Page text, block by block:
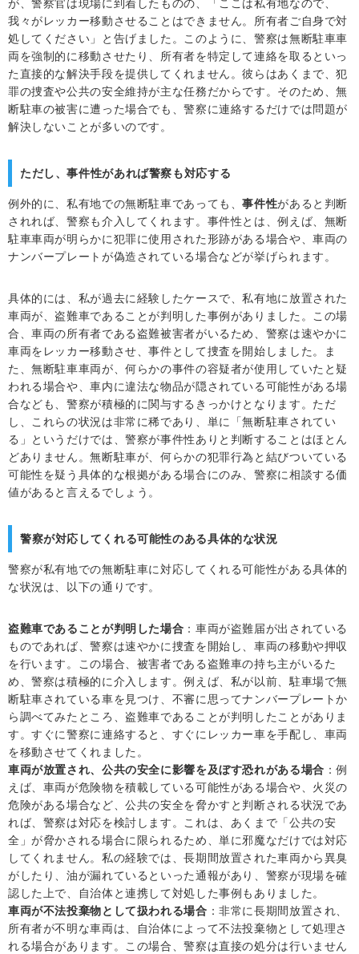
が、警察官は現場に到着したものの、「ここは私有地なので、
我々がレッカー移動させることはできません。所有者ご自身で対
処してください」と告げました。このように、警察は無断駐車車
両を強制的に移動させたり、所有者を特定して連絡を取るといっ
た直接的な解決手段を提供してくれません。彼らはあくまで、犯
罪の捜査や公共の安全維持が主な任務だからです。そのため、無
断駐車の被害に遭った場合でも、警察に連絡するだけでは問題が
解決しないことが多いのです。
ただし、事件性があれば警察も対応する
例外的に、私有地での無断駐車であっても、事件性があると判断
されれば、警察も介入してくれます。事件性とは、例えば、無断
駐車車両が明らかに犯罪に使用された形跡がある場合や、車両の
ナンバープレートが偽造されている場合などが挙げられます。
具体的には、私が過去に経験したケースで、私有地に放置された
車両が、盗難車であることが判明した事例がありました。この場
合、車両の所有者である盗難被害者がいるため、警察は速やかに
車両をレッカー移動させ、事件として捜査を開始しました。ま
た、無断駐車車両が、何らかの事件の容疑者が使用していたと疑
われる場合や、車内に違法な物品が隠されている可能性がある場
合なども、警察が積極的に関与するきっかけとなります。ただ
し、これらの状況は非常に稀であり、単に「無断駐車されてい
る」というだけでは、警察が事件性ありと判断することはほとん
どありません。無断駐車が、何らかの犯罪行為と結びついている
可能性を疑う具体的な根拠がある場合にのみ、警察に相談する価
値があると言えるでしょう。
警察が対応してくれる可能性のある具体的な状況
警察が私有地での無断駐車に対応してくれる可能性がある具体的
な状況は、以下の通りです。
盗難車であることが判明した場合 ：車両が盗難届が出されている
ものであれば、警察は速やかに捜査を開始し、車両の移動や押収
を行います。この場合、被害者である盗難車の持ち主がいるた
め、警察は積極的に介入します。例えば、私が以前、駐車場で無
断駐車されている車を見つけ、不審に思ってナンバープレートか
ら調べてみたところ、盗難車であることが判明したことがありま
す。すぐに警察に連絡すると、すぐにレッカー車を手配し、車両
を移動させてくれました。
車両が放置され、公共の安全に影響を及ぼす恐れがある場合 ：例
えば、車両が危険物を積載している可能性がある場合や、火災の
危険がある場合など、公共の安全を脅かすと判断される状況であ
れば、警察は対応を検討します。これは、あくまで「公共の安
全」が脅かされる場合に限られるため、単に邪魔なだけでは対応
してくれません。私の経験では、長期間放置された車両から異臭
がしたり、油が漏れているといった通報があり、警察が現場を確
認した上で、自治体と連携して対処した事例もありました。
車両が不法投棄物として扱われる場合 ：非常に長期間放置され、
所有者が不明な車両は、自治体によって不法投棄物として処理さ
れる場合があります。この場合、警察は直接の処分は行いません